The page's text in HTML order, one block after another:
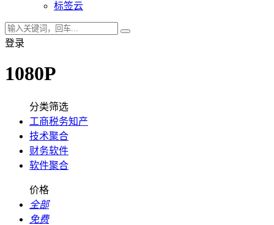
标签云
登录
1080P
分类筛选
工商税务知产
技术聚合
财务软件
软件聚合
价格
全部
免费